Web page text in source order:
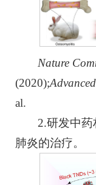
Nature
(2020);
al.
2.研发中
肺炎的治疗。